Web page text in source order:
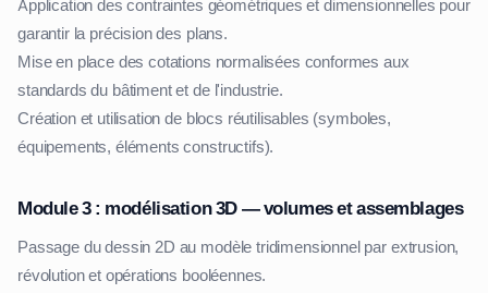
Application des contraintes géométriques et dimensionnelles pour
garantir la précision des plans.
Mise en place des cotations normalisées conformes aux
standards du bâtiment et de l'industrie.
Création et utilisation de blocs réutilisables (symboles,
équipements, éléments constructifs).
Module 3 : modélisation 3D — volumes et assemblages
Passage du dessin 2D au modèle tridimensionnel par extrusion,
révolution et opérations booléennes.